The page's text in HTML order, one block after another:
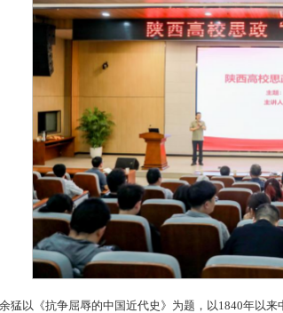
猛以《抗争屈辱的中国近代史》为题，以1840年以